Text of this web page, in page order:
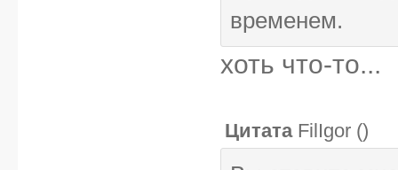
временем.
хоть что-то...
Цитата FilIgor ()